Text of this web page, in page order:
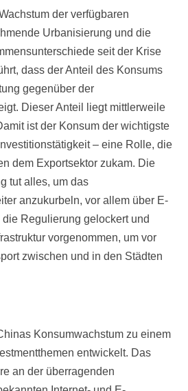
der verfügbaren
Urbanisierung und die
seit der Krise
dass der Anteil des Konsums
gegenüber der
Dieser Anteil liegt mittlerweile
ist der Konsum der wichtigste
– eine Rolle, die
dem Exportsektor zukam. Die
tut alles, um das
anzukurbeln, vor allem über E-
Regulierung gelockert und
vorgenommen, um vor
zwischen und in den Städten
Konsumwachstum zu einem
entwickelt. Das
an der überragenden